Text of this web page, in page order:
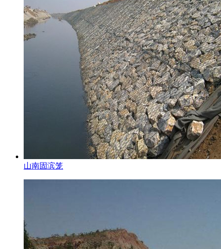
山南固滨笼